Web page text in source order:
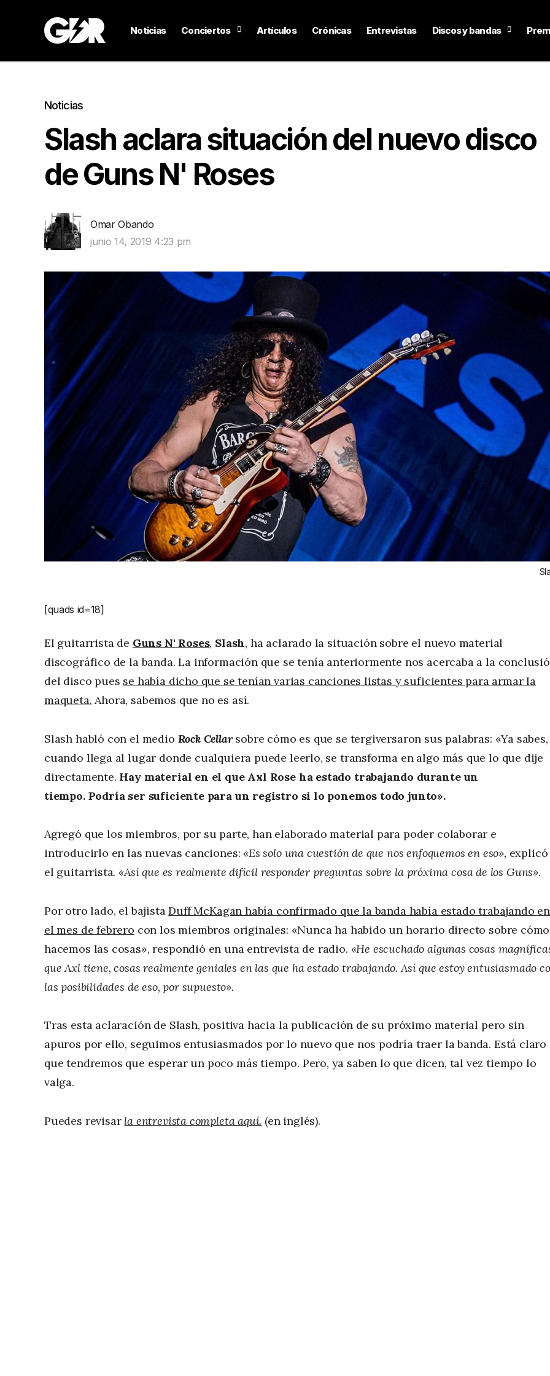
Noticias Conciertos Artículos Crónicas Entrevistas Discos y bandas
Noticias
Slash aclara situación del nuevo disco
de Guns N' Roses
Omar Obando
junio 14, 2019 4:23 pm
[quads id=18]
El guitarrista de Guns N' Roses, Slash, ha aclarado la situación sobre el nuevo material
discográfico de la banda. La información que se tenía anteriormente nos acercaba a la
del disco pues se había dicho que se tenían varias canciones listas y suficientes para armar la
maqueta. Ahora, sabemos que no es así.
Slash habló con el medio Rock Cellarsobre cómo es que se tergiversaron sus palabras: «Ya sabes,
cuando llega al lugar donde cualquiera puede leerlo, se transforma en algo más que lo que dije
directamente. Hay material en el que Axl Rose ha estado trabajando durante un
tiempo. Podría ser suficiente para un registro si lo ponemos todo junto».
Agregó que los miembros, por su parte, han elaborado material para poder colaborar e
introducirlo en las nuevas canciones:«Es solo una cuestión de que nos enfoquemos en eso», explicó
el guitarrista.«Así que es realmente difícil responder preguntas sobre la próxima cosa de los Guns».
Por otro lado, el bajistaDuff McKagan había confirmado que la banda había estado trabajando en
el mes de febrero con los miembros originales: «Nunca ha habido un horario directo sobre cómo
hacemos las cosas», respondió en una entrevista de radio. «He escuchado algunas cosas
que Axl tiene, cosas realmente geniales en las que ha estado trabajando. Así que estoy entusiasmado
las posibilidades de eso, por supuesto».
Tras esta aclaración de Slash, positiva hacia la publicación de su próximo material pero sin
apuros por ello, seguimos entusiasmados por lo nuevo que nos podría traer la banda. Está claro
que tendremos que esperar un poco más tiempo. Pero, ya saben lo que dicen, tal vez tiempo lo
valga.
Puedes revisar la entrevista completa aquí. (en inglés).